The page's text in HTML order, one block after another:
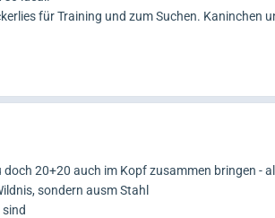
für Training und zum Suchen. Kaninchen
20+20 auch im Kopf zusammen bringen -
sondern ausm Stahl